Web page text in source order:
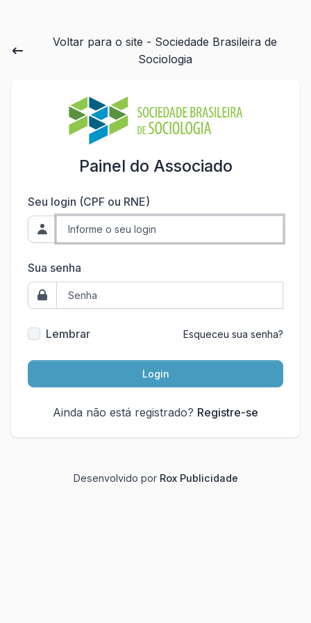
Voltar para o site - Sociedade Brasileira de
Sociologia
Painel do Associado
Seu login (CPF ou RNE)
Sua senha
Lembrar Esqueceu sua senha?
Login
Ainda não está registrado? Registre-se
Desenvolvido por Rox Publicidade